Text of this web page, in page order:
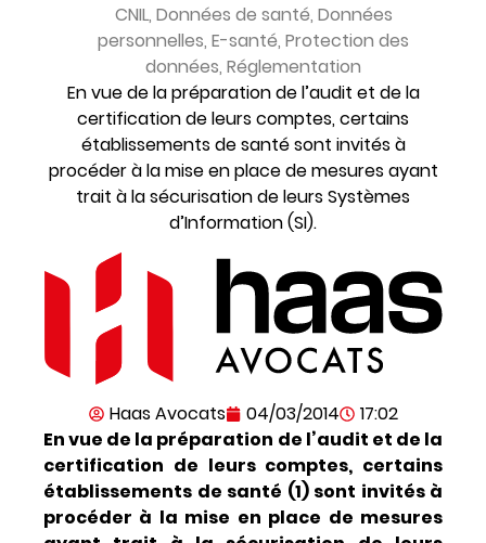
CNIL, Données de santé, Données
personnelles, E-santé, Protection des
données, Réglementation
En vue de la préparation de l’audit et de la
certification de leurs comptes, certains
établissements de santé sont invités à
procéder à la mise en place de mesures ayant
trait à la sécurisation de leurs Systèmes
d’Information (SI).
Haas Avocats 04/03/2014
17:02
En vue de la préparation de l’audit et de la
certification de leurs comptes, certains
établissements de santé (1) sont invités à
procéder à la mise en place de mesures